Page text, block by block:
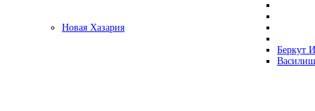
Новая Хазария
Беркут